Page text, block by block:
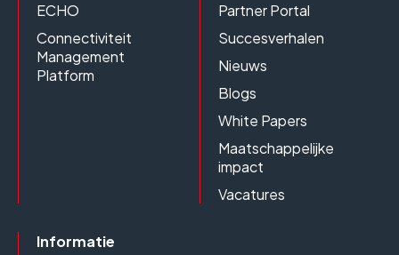
ECHO
Connectiviteit
Management
Platform
Partner Portal
Succesverhalen
Nieuws
Blogs
White Papers
Maatschappelijke
impact
Vacatures
Informatie